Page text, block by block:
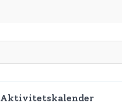
Aktivitetskalender